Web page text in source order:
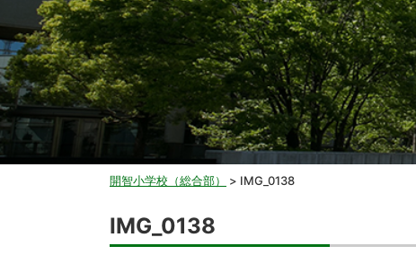
開智小学校（総合部） > IMG_0138
IMG_0138